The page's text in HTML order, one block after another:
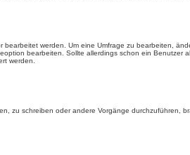
werden. Um eine Umfrage zu bearbeiten,
bearbeiten. Sollte allerdings schon ein Benutzer
werden.
zu schreiben oder andere Vorgänge durchzuführen,